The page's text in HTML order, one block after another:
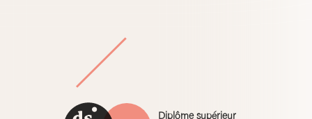
Diplôme supérieur